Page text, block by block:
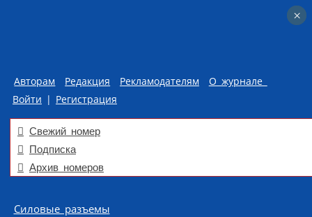
Авторам Редакция Рекламодателям
О журнале
Войти | Регистрация
Свежий номер
Подписка
Архив номеров
Skip to content
Силовые разъемы
×
×